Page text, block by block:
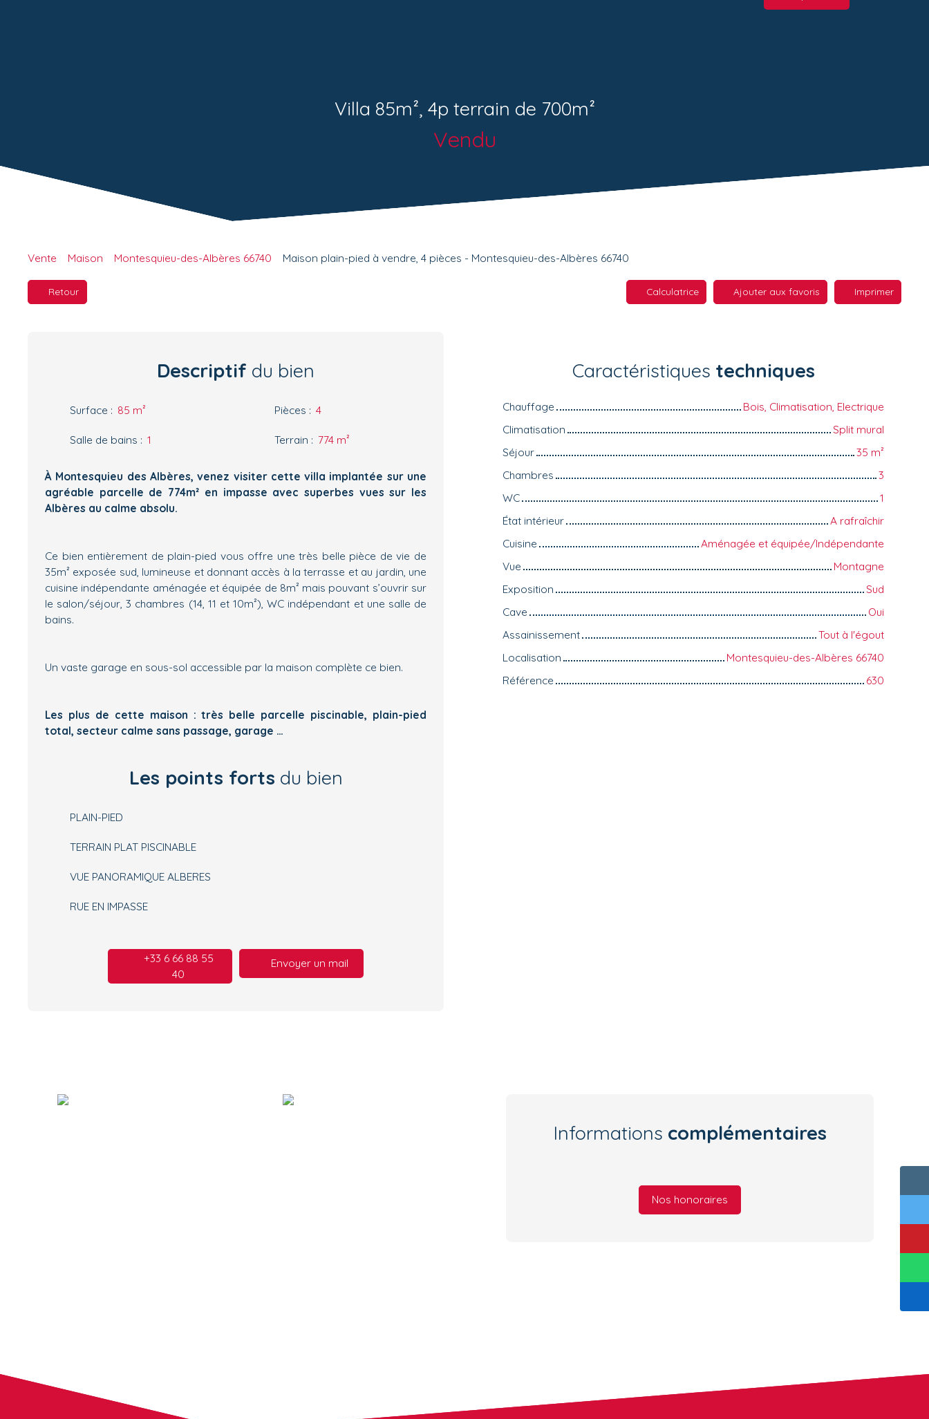
Villa 85m², 4p terrain de 700m²
Vendu
Vente Maison Montesquieu-des-Albères 66740 Maison plain-pied à vendre, 4 pièces - Montesquieu-des-Albères 66740
Retour Calculatrice Ajouter aux favoris Imprimer
Descriptif du bien
Surface : 85 m² Pièces : 4
Salle de bains : 1 Terrain : 774 m²
À Montesquieu des Albères, venez visiter cette villa implantée sur une
agréable parcelle de 774m² en impasse avec superbes vues sur les
Albères au calme absolu.
Ce bien entièrement de plain-pied vous offre une très belle pièce de vie de
35m² exposée sud, lumineuse et donnant accès à la terrasse et au jardin, une
cuisine indépendante aménagée et équipée de 8m² mais pouvant s’ouvrir sur
le salon/séjour, 3 chambres (14, 11 et 10m²), WC indépendant et une salle de
bains.
Un vaste garage en sous-sol accessible par la maison complète ce bien.
Les plus de cette maison : très belle parcelle piscinable, plain-pied
total, secteur calme sans passage, garage …
Les points forts du bien
PLAIN-PIED
TERRAIN PLAT PISCINABLE
VUE PANORAMIQUE ALBERES
RUE EN IMPASSE
+33 6 66 88 55
40
Envoyer un mail
Caractéristiques techniques
Chauffage
Bois, Climatisation, Electrique
Climatisation
Split mural
Séjour
35 m²
Chambres
3
WC
1
État intérieur
A rafraîchir
Cuisine
Aménagée et équipée/Indépendante
Vue
Montagne
Exposition
Sud
Cave
Oui
Assainissement
Tout à l'égout
Localisation
Montesquieu-des-Albères 66740
Référence
630
Informations complémentaires
Nos honoraires